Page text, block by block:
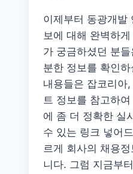
완
벽
정
리
이제부터 동광개발
보에 대해 완벽하
가 궁금하셨던 분
분한 정보를 확인
내용들은 잡코리아
트 정보를 참고하
에 좀 더 정확한 실
수 있는 링크 넣어
르게 회사의 채용
니다. 그럼 지금부